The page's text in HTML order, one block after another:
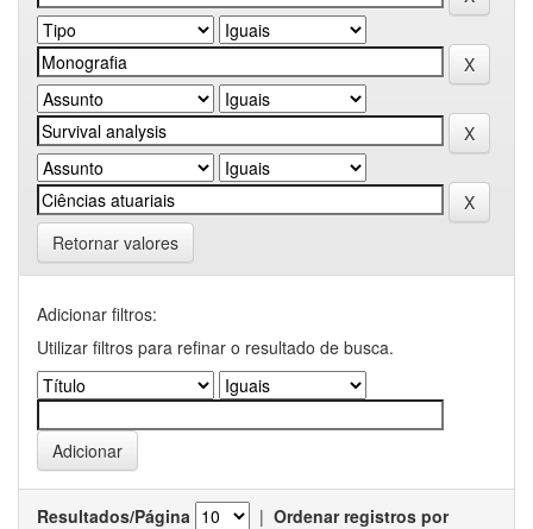
Retornar valores
Adicionar filtros:
Utilizar filtros para refinar o resultado de busca.
Resultados/Página | Ordenar registros por